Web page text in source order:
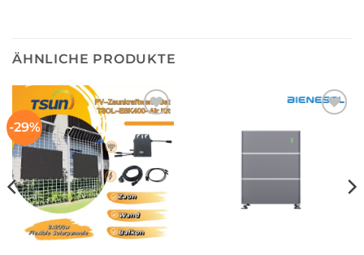
ÄHNLICHE PRODUKTE
-29%
加入
心愿
单